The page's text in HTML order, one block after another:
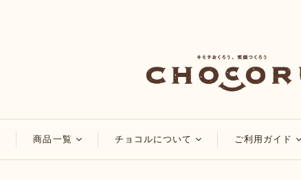
商品一覧 チョコルについて ご利用ガイド